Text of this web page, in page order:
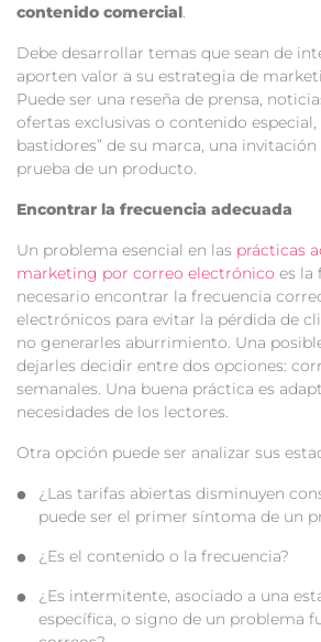
contenido comercial.
Debe desarrollar temas que sean de
aporten valor a su estrategia de
Puede ser una reseña de prensa,
ofertas exclusivas o contenido
bastidores” de su marca, una
prueba de un producto.
Encontrar la frecuencia adecuada
Un problema esencial en las prácticas
marketing por correo electrónico es la
necesario encontrar la frecuencia
electrónicos para evitar la pérdida de
no generarles aburrimiento. Una
dejarles decidir entre dos opciones:
semanales. Una buena práctica es
necesidades de los lectores.
Otra opción puede ser analizar sus
¿Las tarifas abiertas disminuyen
puede ser el primer síntoma de un
¿Es el contenido o la frecuencia?
¿Es intermitente, asociado a una
específica, o signo de un problema